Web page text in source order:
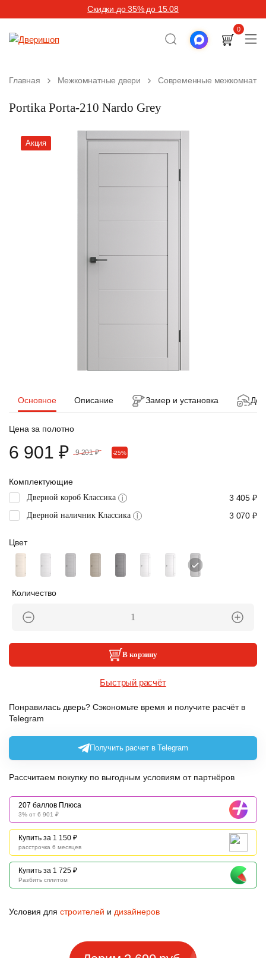
Скидки до 35% до 15.08
0
Главная Межкомнатные двери Современные
Portika Porta-210 Nardo Grey
Акция
Основное Описание Замер и установка
Комплектующие
Дверной короб Классика i 3 405 ₽
Дверной наличник Классика i 3 070 ₽
Цвет
Количество
Цена за полотно
6 901 ₽ 9 201 ₽ -25%
В корзину
Быстрый расчёт
Понравилась дверь? Сэкономьте время и получите расчёт в
Telegram
Получить расчет в Telegram
Рассчитаем покупку по выгодным условиям от партнёров
207 баллов Плюса
3% от 6 901 ₽
Купить за 1 150 ₽
расстрочка 6 месяцев
Купить за 1 725 ₽
Разбить сплитом
Условия для строителей и дизайнеров